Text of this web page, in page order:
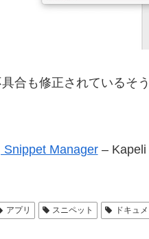
合も修正されているそ
Snippet Manager– Kapeli
アプリ スニペット ドキュ